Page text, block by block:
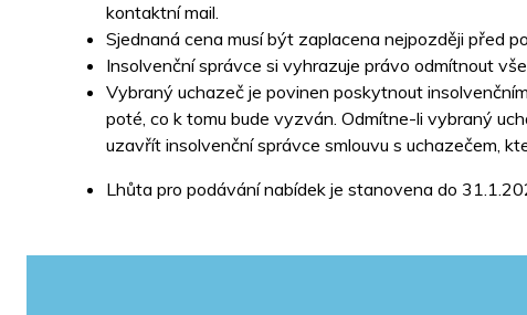
kontaktní mail.
Sjednaná cena musí být zaplacena nejpozději před
Insolvenční správce si vyhrazuje právo odmítnout
Vybraný uchazeč je povinen poskytnout
poté, co k tomu bude vyzván. Odmítne-li vybraný
uzavřít insolvenční správce smlouvu s uchazečem,
Lhůta pro podávání nabídek je stanovena do